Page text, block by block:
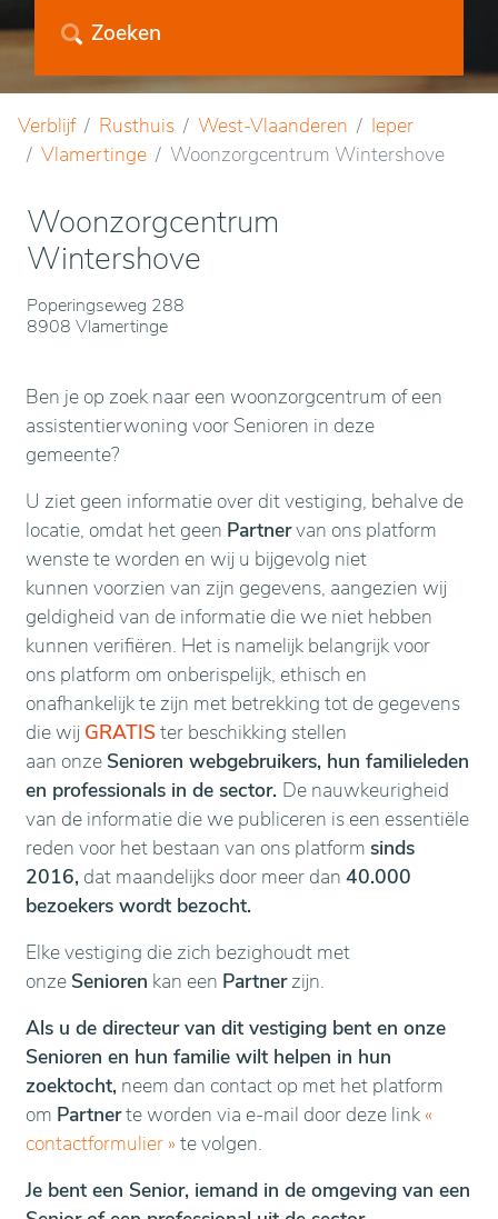
Zoeken
Verblijf Rusthuis West-Vlaanderen
Ieper
Vlamertinge
Woonzorgcentrum Wintershove
Woonzorgcentrum
Wintershove
Poperingseweg 288
8908 Vlamertinge
Ben je op zoek naar een woonzorgcentrum of een
assistentierwoning voor Senioren in deze
gemeente?
U ziet geen informatie over dit vestiging, behalve de
locatie, omdat het geen Partnervan ons platform
wenste te worden en wij u bijgevolg niet
kunnen voorzien van zijn gegevens, aangezien wij
geldigheid van de informatie die we niet hebben
kunnen verifiëren. Het is namelijk belangrijk voor
ons platform om onberispelijk, ethisch en
onafhankelijk te zijn met betrekking tot de gegevens
die wij GRATISter beschikking stellen
aan onze Senioren webgebruikers, hun familieleden
en professionals in de sector. De nauwkeurigheid
van de informatie die we publiceren is een essentiële
reden voor het bestaan van ons platform sinds
2016, dat maandelijks door meer dan 40.000
bezoekers wordt bezocht.
Elke vestiging die zich bezighoudt met
onze Senioren kan een Partnerzijn.
Als u de directeur van dit vestiging bent en onze
Senioren en hun familie wilt helpen in hun
zoektocht, neem dan contact op met het platform
om Partnerte worden via e-mail door deze link «
contactformulier » te volgen.
Je bent een Senior, iemand in de omgeving van een